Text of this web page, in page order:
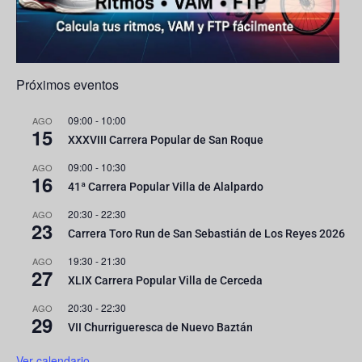
l
Próximos eventos
AGO
15
09:00 - 10:00
XXXVIII Carrera Popular de San Roque
AGO
16
09:00 - 10:30
41ª Carrera Popular Villa de Alalpardo
AGO
23
20:30 -22:30
Carrera Toro Run de San Sebastián de Los Reyes 2026
AGO
27
19:30 -21:30
XLIX Carrera Popular Villa de Cerceda
AGO
29
20:30 -22:30
VII Churrigueresca de Nuevo Baztán